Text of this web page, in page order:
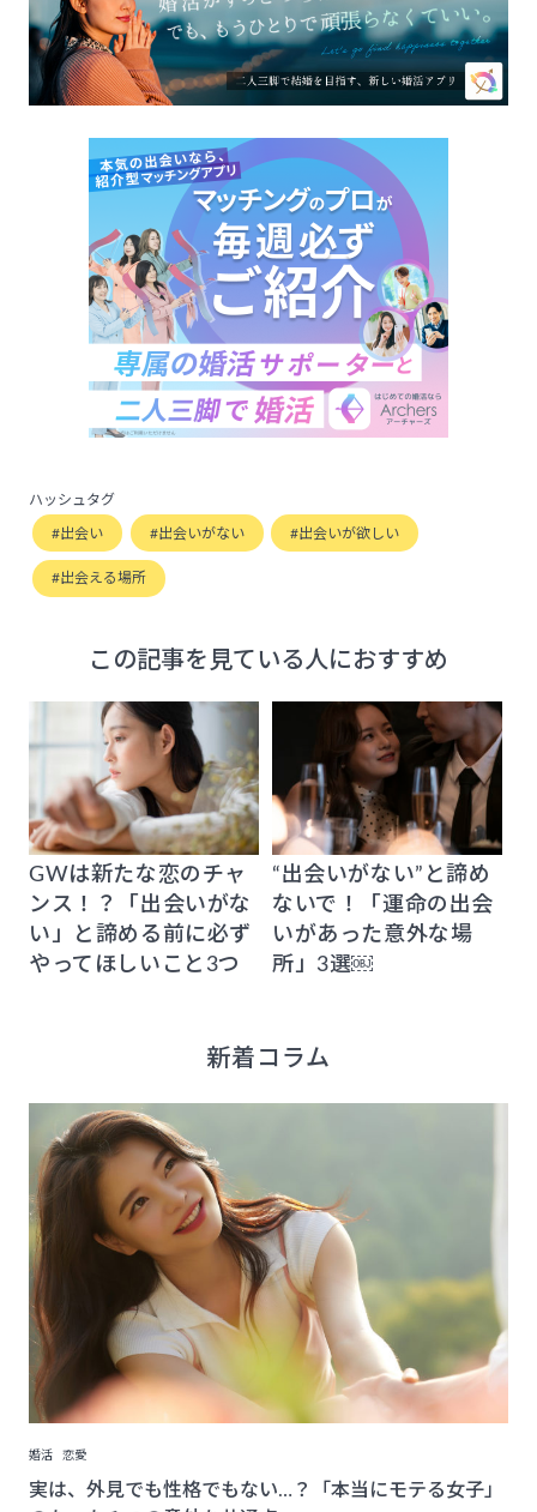
ハッシュタグ
出会い 出会いがない 出会いが欲しい
出会える場所
この記事を見ている人におすすめ
GWは新たな恋のチャ
ンス！？「出会いがな
い」と諦める前に必ず
やってほしいこと3つ
“出会いがない”と諦め
ないで！「運命の出会
いがあった意外な場
所」3選￼
新着コラム
婚活 恋愛
実は、外見でも性格でもない…？「本当にモテる女子」